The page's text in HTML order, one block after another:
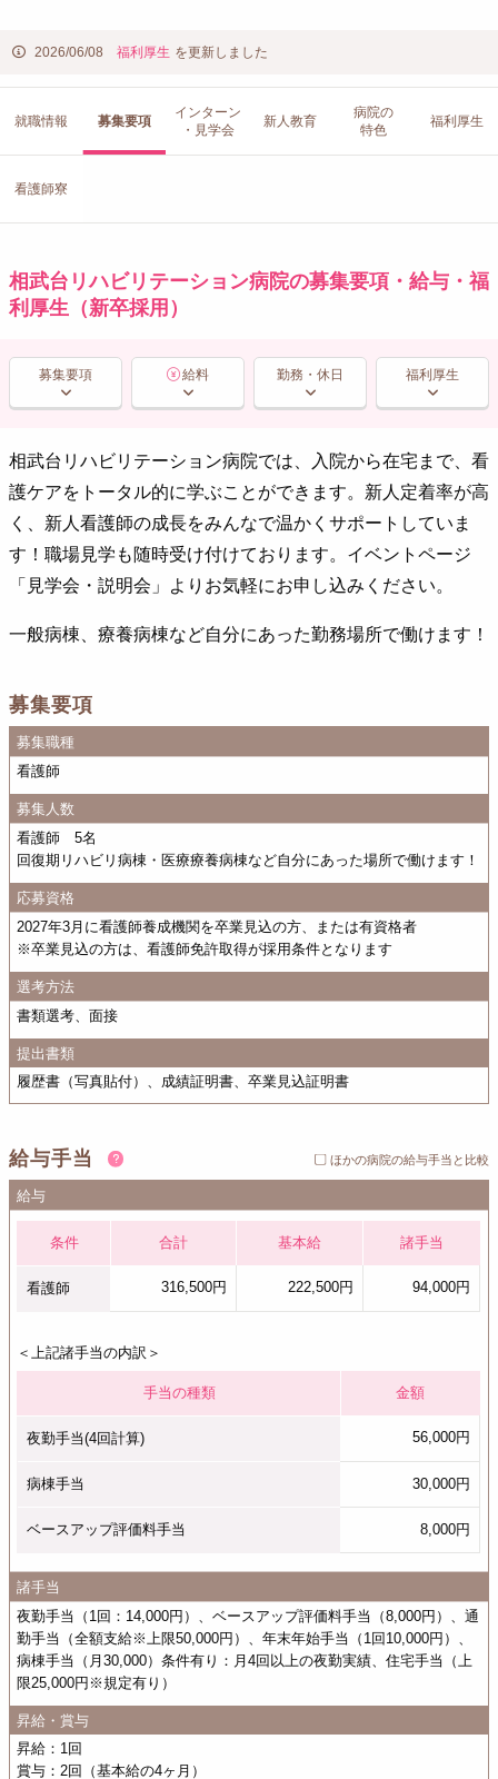
2026/06/08 福利厚生 を更新しました
就職情報 募集要項
インターン
・見学会
新人教育
病院の
特色
福利厚生
看護師寮
相武台リハビリテーション病院の募集要項・給与・福
利厚生（新卒採用）
募集要項 給料 勤務・休日 福利厚生
相武台リハビリテーション病院では、入院から在宅まで、看
護ケアをトータル的に学ぶことができます。新人定着率が高
く、新人看護師の成長をみんなで温かくサポートしていま
す！職場見学も随時受け付けております。イベントページ
「見学会・説明会」よりお気軽にお申し込みください。
一般病棟、療養病棟など自分にあった勤務場所で働けます！
募集要項
募集職種
看護師
募集人数
看護師 5名
回復期リハビリ病棟・医療療養病棟など自分にあった場所で働けます！
応募資格
2027年3月に看護師養成機関を卒業見込の方、または有資格者
※卒業見込の方は、看護師免許取得が採用条件となります
選考方法
書類選考、面接
提出書類
履歴書（写真貼付）、成績証明書、卒業見込証明書
給与手当 ほかの病院の給与手当と比較
給与
条件 合計 基本給 諸手当
看護師 316,500円 222,500円 94,000円
＜上記諸手当の内訳＞
手当の種類 金額
夜勤手当(4回計算) 56,000円
病棟手当 30,000円
ベースアップ評価料手当 8,000円
諸手当
夜勤手当（1回：14,000円）、ベースアップ評価料手当（8,000円）、通
勤手当（全額支給※上限50,000円）、年末年始手当（1回10,000円）、
病棟手当（月30,000）条件有り：月4回以上の夜勤実績、住宅手当（上
限25,000円※規定有り）
昇給・賞与
昇給：1回
賞与：2回（基本給の4ヶ月）